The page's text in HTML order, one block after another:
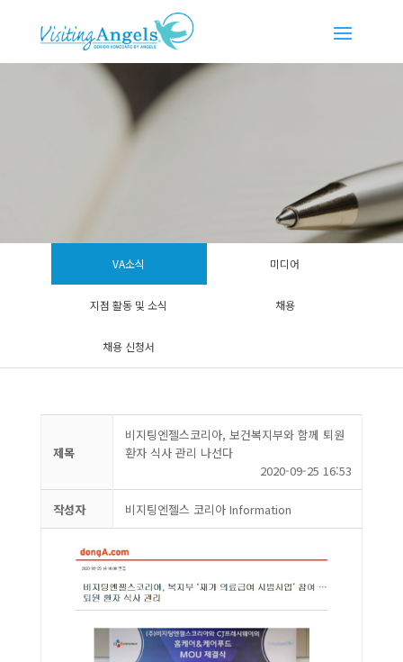
VA소식 미디어
지점 활동 및 소식 채용
채용 신청서
제목
비지팅엔젤스코리아, 보건복지부와 함께 퇴원
환자 식사 관리 나선다
2020-09-25 16:53
작성자 비지팅엔젤스 코리아 Information